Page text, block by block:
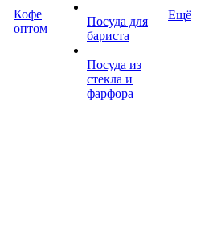
Кофе
оптом
Посуда для
бариста
Посуда из
стекла и
фарфора
Ещё